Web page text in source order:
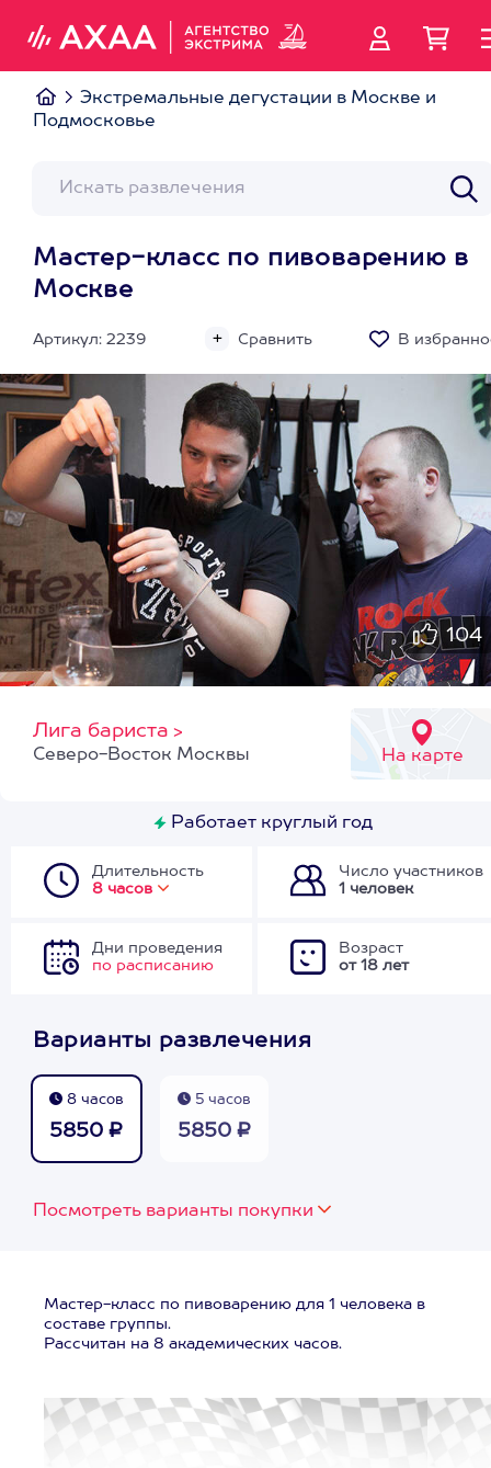
Экстремальные дегустации в Москве и
Подмосковье
Мастер-класс по пивоварению в
Москве
Артикул: 2239 Сравнить В
104
Лига бариста >
На карте
Северо-Восток Москвы
Работает круглый год
Длительность
8 часов
Число участников
1 человек
Дни проведения
по расписанию
Возраст
от 18 лет
Варианты развлечения
8 часов
5850 ₽
5 часов
5850 ₽
Посмотреть варианты покупки
Мастер-класс по пивоварению для 1 человека в
составе группы.
Рассчитан на 8 академических часов.